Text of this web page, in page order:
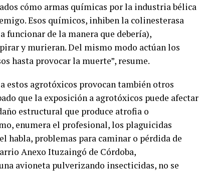
cómo armas químicas por la industria bélica
Esos químicos, inhiben la colinesterasa
funcionar de la manera que debería),
y murieran. Del mismo modo actúan los
hasta provocar la muerte”, resume.
estos agrotóxicos provocan también otros
que la exposición a agrotóxicos puede afectar
estructural que produce atrofia o
enumera el profesional, los plaguicidas
habla, problemas para caminar o pérdida de
Anexo Ituzaingó de Córdoba,
avioneta pulverizando insecticidas, no se